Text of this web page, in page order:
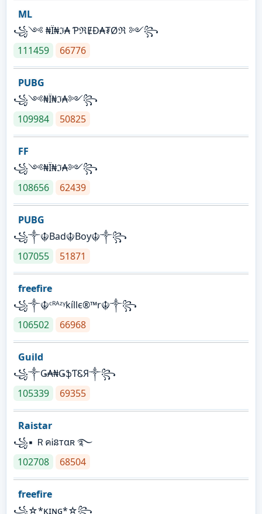
ML
꧁༺ ₦Ї₦ℑ₳ ƤℜɆĐ₳₮Øℜ ༻꧂
111459
66776
PUBG
꧁༺₦Ї₦ℑ₳༻꧂
109984
50825
FF
꧁༺₦Ї₦ℑ₳༻꧂
108656
62439
PUBG
꧁༒☬Bad☬Boy☬༒꧂
107055
51871
freefire
꧁༒☬ᶜᴿᴬᶻᵞkíllє®™r☬༒꧂
106502
66968
Guild
꧁༒Ǥ₳₦ǤֆƬᏋЯ༒꧂
105339
69355
Raistar
꧁▪ ＲคᎥនтαʀ ࿐
102708
68504
freefire
꧁☆*κɪɴɢ*☆꧂